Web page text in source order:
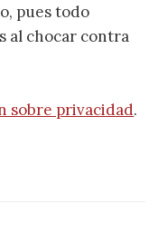
pues todo
al chocar contra
sobre privacidad.